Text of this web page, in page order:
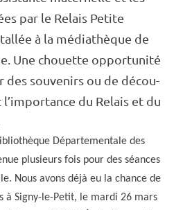
par le Relais Petite
à la média­thèque de
Une chouette oppor­tu­nité
des souve­nirs ou de décou­
du Relais et du
Dépar­te­men­tale des
plusieurs fois pour des séances
Nous avons déjà eu la chance de
à Signy-le-Petit, le mardi 26 mars